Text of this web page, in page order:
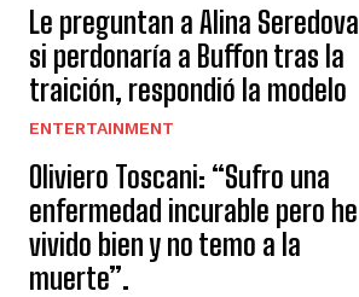
Le preguntan a Alina Seredova
si perdonaría a Buffon tras la
traición, respondió la modelo
ENTERTAINMENT
Oliviero Toscani: “Sufro una
enfermedad incurable pero he
vivido bien y no temo a la
muerte”.